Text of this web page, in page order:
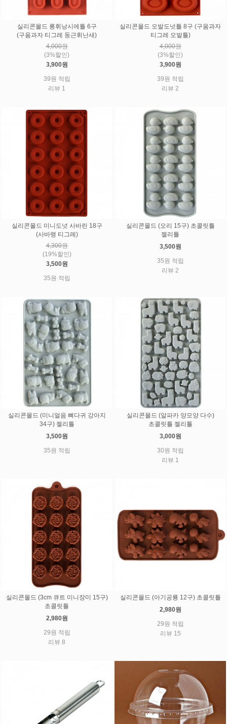
실리콘몰드 롱휘낭시에틀 6구
(구움과자 티그레 둥근휘난새)
4,000원
(3%할인)
3,900원
39원 적립
리뷰 1
실리콘몰드 오발도넛틀 8구 (구움과자
티그레 오발틀)
4,000원
(3%할인)
3,900원
39원 적립
리뷰 2
실리콘몰드 미니도넛 사바린 18구
(사바랭 티그레)
4,300원
(19%할인)
3,500원
35원 적립
실리콘몰드 (오리 15구) 초콜릿틀
젤리틀
3,500원
35원 적립
리뷰 2
실리콘몰드 (미니얼음 뼈다귀 강아지
34구) 젤리틀
3,500원
35원 적립
실리콘몰드 (알파카 양모양 다수)
초콜릿틀 젤리틀
3,000원
30원 적립
리뷰 1
실리콘몰드 (3cm 큐트 미니장미 15구)
초콜릿틀
2,980원
29원 적립
리뷰 8
실리콘몰드 (아기공룡 12구) 초콜릿틀
2,980원
29원 적립
리뷰 15